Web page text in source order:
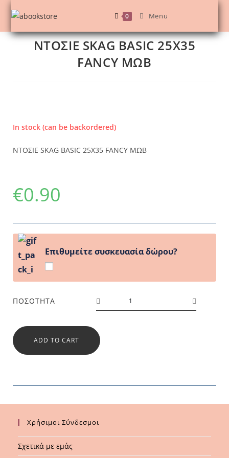
0 Menu
ΝΤΟΣΙΕ SKAG BASIC 25X35
FANCY ΜΩΒ
In stock (can be backordered)
ΝΤΟΣΙΕ SKAG BASIC 25X35 FANCY ΜΩΒ
€0.90
Επιθυμείτε συσκευασία δώρου?
ΠΟΣΌΤΗΤΑ
ADD TO CART
Χρήσιμοι Σύνδεσμοι
Σχετικά με εμάς